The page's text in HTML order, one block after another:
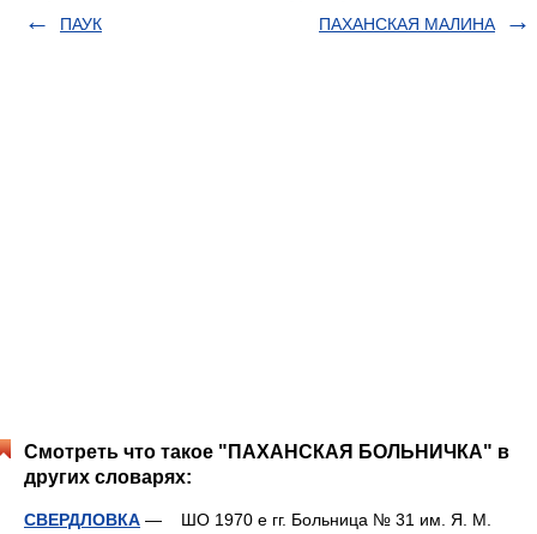
ПАУК
ПАХАНСКАЯ МАЛИНА
Смотреть что такое "ПАХАНСКАЯ БОЛЬНИЧКА" в
других словарях:
СВЕРДЛОВКА — ШО 1970 е гг. Больница № 31 им. Я. М.